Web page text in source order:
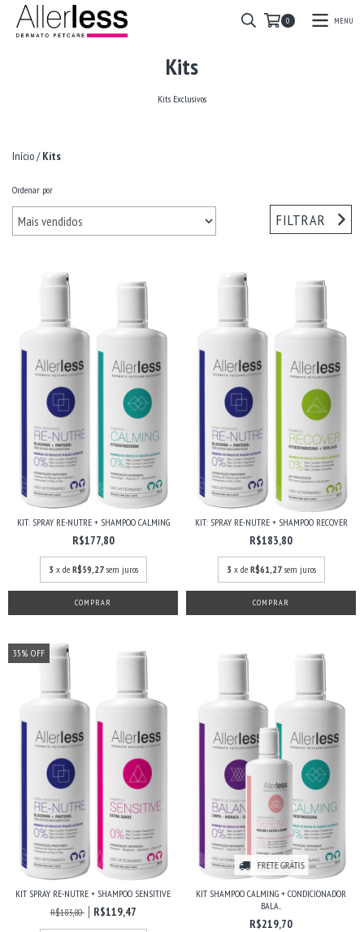
0 MENU
Kits
Kits Exclusivos
Início/ Kits
Ordenar por
FILTRAR
KIT: SPRAY RE-NUTRE + SHAMPOO CALMING
R$177,80
3 x de R$59,27 sem juros
KIT: SPRAY RE-NUTRE + SHAMPOO RECOVER
R$183,80
3 x de R$61,27 sem juros
35% OFF
KIT SPRAY RE-NUTRE + SHAMPOO SENSITIVE
R$183,80
R$119,47
FRETE GRÁTIS
KIT SHAMPOO CALMING + CONDICIONADOR
BALA...
R$219,70